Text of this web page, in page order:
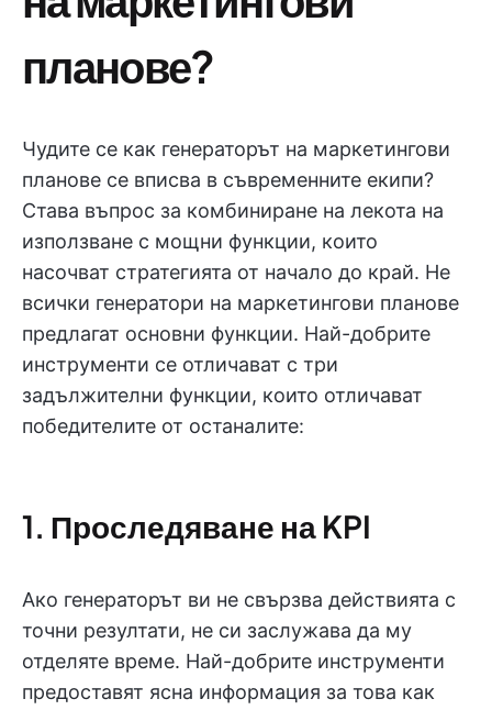
планове?
Чудите се как генераторът на маркетингови
планове се вписва в съвременните екипи?
Става въпрос за комбиниране на лекота на
използване с мощни функции, които
насочват стратегията от начало до край. Не
всички генератори на маркетингови планове
предлагат основни функции. Най-добрите
инструменти се отличават с три
задължителни функции, които отличават
победителите от останалите:
1. Проследяване на KPI
Ако генераторът ви не свързва действията с
точни резултати, не си заслужава да му
отделяте време. Най-добрите инструменти
предоставят ясна информация за това как